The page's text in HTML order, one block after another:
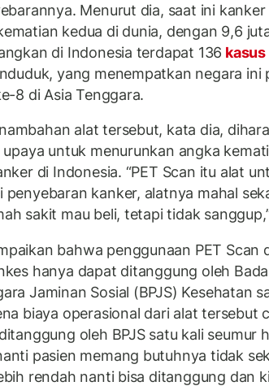
Menurut dia, saat ini
kedua di dunia, dengan 9,6
di Indonesia terdapat 136
yang menempatkan negara ini
8 di Asia Tenggara.
alat tersebut, kata dia,
upaya untuk menurunkan angka
di Indonesia. “PET Scan itu alat
penyebaran kanker, alatnya mahal
sakit mau beli, tetapi tidak
bahwa penggunaan PET Scan
hanya dapat ditanggung oleh
Jaminan Sosial (BPJS) Kesehatan
biaya operasional dari alat tersebut
oleh BPJS satu kali seumur
pasien memang butuhnya tidak
rendah nanti bisa ditanggung dan